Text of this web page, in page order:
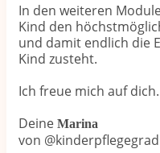
In den weiteren
Kind den
und damit endlich die
Kind zusteht.
Ich freue mich auf dich.
Deine Marina
von @kinderpflegegrad